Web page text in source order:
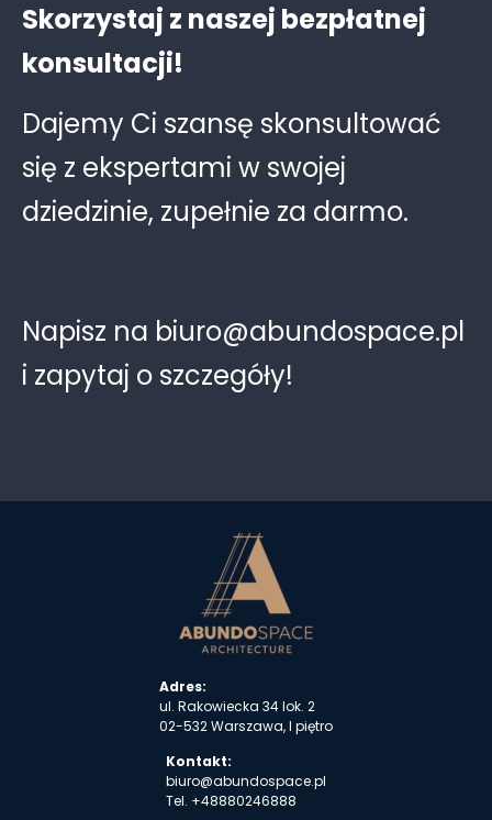
Skorzystaj z naszej bezpłatnej
konsultacji!
Dajemy Ci szansę skonsultować
się z ekspertami w swojej
dziedzinie, zupełnie za darmo.
Napisz na biuro@abundospace.pl
i zapytaj o szczegóły!
Adres:
ul. Rakowiecka 34 lok. 2
02-532 Warszawa, I piętro
Kontakt:
biuro@abundospace.pl
Tel. +48880246888